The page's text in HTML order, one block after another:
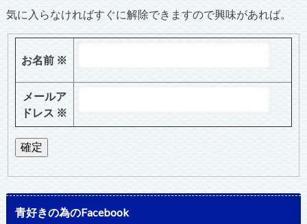
気に入らなければすぐに解除できますので興味があれば。
お名前 ※
メールア
ドレス ※
青好きの為のFacebook